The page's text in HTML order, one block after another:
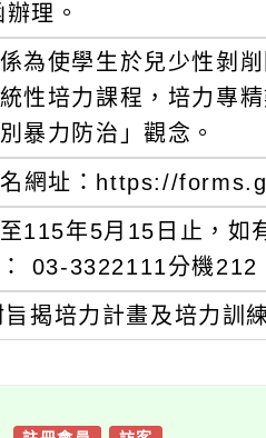
理。
為使學生於兒少性剝
性培力課程，培力專
暴力防治」觀念。
網址：https://
115年5月15日止，如
03-3322111分機212
旨揭培力計畫及培力訓